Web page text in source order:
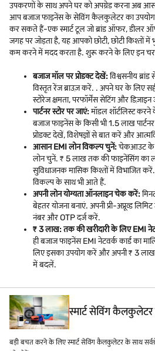
उपकरणों के साथ अपने घर को अपग्रेड करना अब
आप बजाज फाइनेंस के सेविंग कैलकुलेटर का
कर सकते हैं-एक स्मार्ट टूल जो ब्रांड ऑफर,
जगह पर जोड़ता है, यह आपको छोटी, छोटी
कम करने में मदद करता है. शुरू करने के लिए इन
बजाज मॉल पर प्रोडक्ट देखें:विश्वसनीय
विस्तृत रेंज ब्राउज़ करें. . अपने घर के लिए
स्टोरेज क्षमता, परफॉर्मेंस सेटिंग और
पार्टनर स्टोर पर जाएं:मॉडल शॉर्टलिस्ट
बजाज फाइनेंस के किसी भी 1.5 लाख
प्रोडक्ट देखें, विशेषज्ञों से बात करें और
आसान EMI लोन विकल्प चुनें:चेकआउट के
लोन चुनें. ₹ 5 लाख तक की फाइनेंसिंग का
सुविधाजनक मासिक किश्तों में विभाजित करें.
विकल्प के साथ भी आते हैं.
अपनी लोन योग्यता ऑनलाइन चेक करें:
बेहतर योजना बनाएं. अपनी प्री-अप्रूव्ड
नंबर और OTP दर्ज करें.
₹ 3 लाख: तक की खरीदारी के लिए EMI
ही बजाज फाइनेंस EMI नेटवर्क कार्ड का
लिए इसका उपयोग करें और अपनी ₹ 3
में बदलें.
स्मार्ट सेविंग
बड़ी बचत करने के लिए स्मार्ट सेविंग कैलकुलेटर के साथ